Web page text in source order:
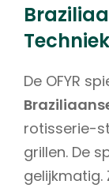
De OFYR
rotisserie-
grillen. De
gelijkmatig.